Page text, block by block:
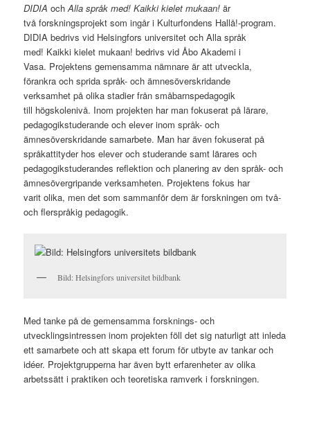
DIDIA ochAlla språk med! Kaikki kielet mukaan! är
två forskningsprojekt som ingår i Kulturfondens Hallå!-program.
DIDIA bedrivs vid Helsingfors universitet och Alla språk
med! Kaikki kielet mukaan! bedrivs vid Åbo Akademi i
Vasa. Projektens gemensamma nämnare är att utveckla,
förankra och sprida språk- och ämnesöverskridande
verksamhet på olika stadier från småbarnspedagogik
till högskolenivå. Inom projekten har man fokuserat på lärare,
pedagogikstuderande och elever inom språk- och
ämnesöverskridande samarbete. Man har även fokuserat på
språkattityder hos elever och studerande samt lärares och
pedagogikstuderandes reflektion och planering av den språk- och
ämnesövergripande verksamheten. Projektens fokus har
varit olika, men det som sammanför dem är forskningen om två-
och flerspråkig pedagogik.
Bild: Helsingfors universitet bildbank
Med tanke på de gemensamma forsknings- och
utvecklingsintressen inom projekten föll det sig naturligt att inleda
ett samarbete och att skapa ett forum för utbyte av tankar och
idéer. Projektgrupperna har även bytt erfarenheter av olika
arbetssätt i praktiken och teoretiska ramverk i forskningen.